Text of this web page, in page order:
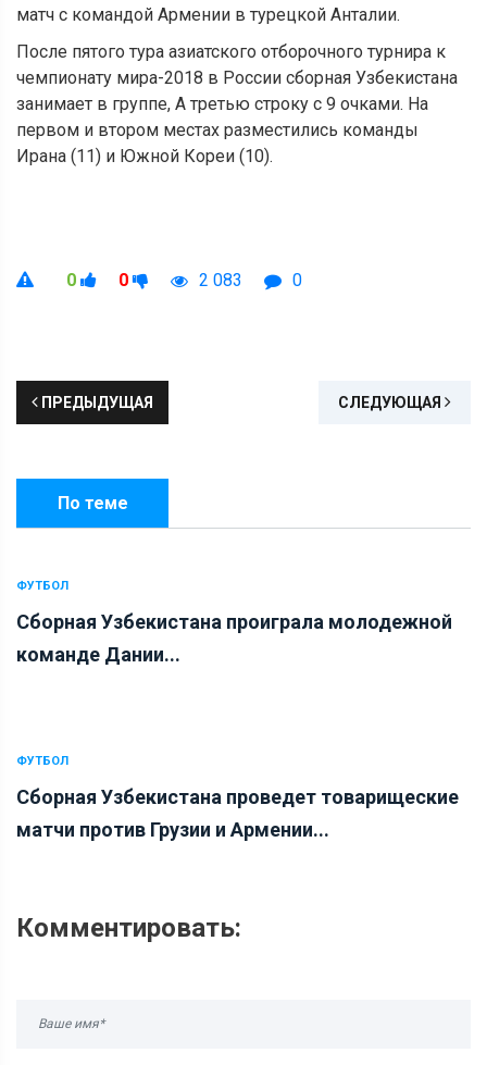
матч с командой Армении в турецкой Анталии.
После пятого тура азиатского отборочного турнира к
чемпионату мира-2018 в России сборная Узбекистана
занимает в группе, А третью строку с 9 очками. На
первом и втором местах разместились команды
Ирана (11) и Южной Кореи (10).
0 0 2 083 0
ПРЕДЫДУЩАЯ СЛЕДУЮЩАЯ
По теме
ФУТБОЛ
Сборная Узбекистана проиграла молодежной
команде Дании...
ФУТБОЛ
Сборная Узбекистана проведет товарищеские
матчи против Грузии и Армении...
Комментировать: